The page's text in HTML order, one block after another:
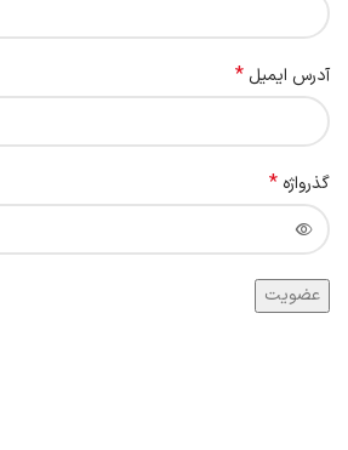
آدرس ایمیل *
گذرواژه *
عضویت